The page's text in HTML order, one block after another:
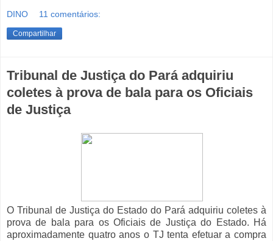
DINO 11 comentários:
Compartilhar
Tribunal de Justiça do Pará adquiriu
coletes à prova de bala para os Oficiais
de Justiça
O Tribunal de Justiça do Estado do Pará adquiriu coletes à
prova de bala para os Oficiais de Justiça do Estado. Há
aproximadamente quatro anos o TJ tenta efetuar a compra